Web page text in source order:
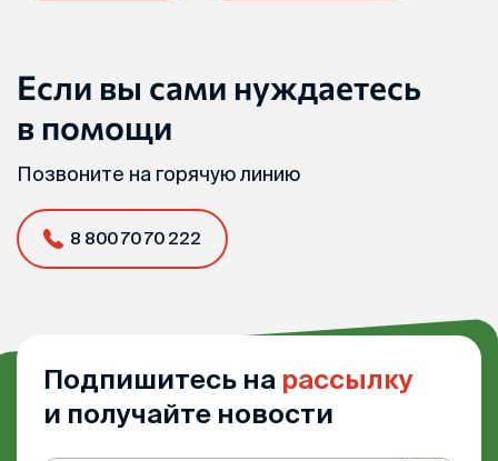
Если вы сами нуждаетесь
в помощи
Позвоните на горячую линию
8 800 70 70 222
Подпишитесь на рассылку
и получайте новости